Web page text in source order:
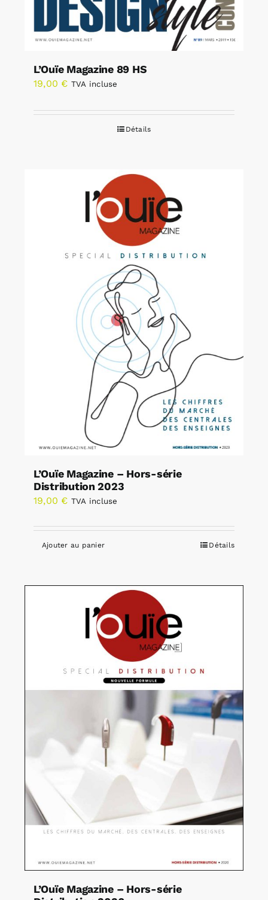
L’Ouïe Magazine 89 HS
19,00 € TVA incluse
Détails
L’Ouïe Magazine – Hors-série
Distribution 2023
19,00 € TVA incluse
Ajouter au panier Détails
L’Ouïe Magazine – Hors-série